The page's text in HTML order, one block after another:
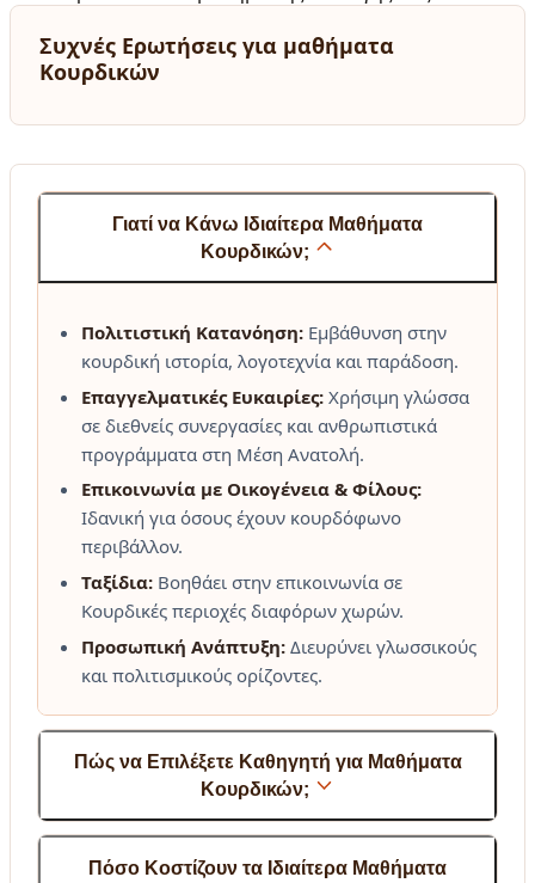
Συχνές Ερωτήσεις για μαθήματα
Κουρδικών
Γιατί να Κάνω Ιδιαίτερα Μαθήματα
Κουρδικών;
Πολιτιστική Κατανόηση:Εμβάθυνση στην
κουρδική ιστορία, λογοτεχνία και παράδοση.
Επαγγελματικές Ευκαιρίες:Χρήσιμη γλώσσα
σε διεθνείς συνεργασίες και ανθρωπιστικά
προγράμματα στη Μέση Ανατολή.
Επικοινωνία με Οικογένεια & Φίλους:
Ιδανική για όσους έχουν κουρδόφωνο
περιβάλλον.
Ταξίδια:Βοηθάει στην επικοινωνία σε
Κουρδικές περιοχές διαφόρων χωρών.
Προσωπική Ανάπτυξη:Διευρύνει γλωσσικούς
και πολιτισμικούς ορίζοντες.
Πώς να Επιλέξετε Καθηγητή για Μαθήματα
Κουρδικών;
Πόσο Κοστίζουν τα Ιδιαίτερα Μαθήματα